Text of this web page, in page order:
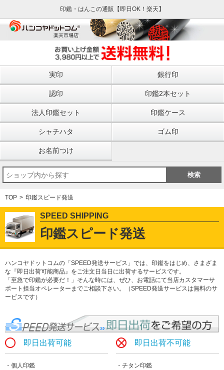
印鑑・はんこの通販【即日OK！楽天】
実印 銀行印
認印 印鑑2本セット
法人印鑑セット 印鑑ケース
シャチハタ ゴム印
お名前つけ
TOP 印鑑スピード発送
SPEED SHIPPING
印鑑スピード発送
ハンコヤドットコムの「SPEED発送サービス」では、印鑑をはじめ、さまざま
な『即日出荷可能商品』をご注文日当日に出荷するサービスです。
「至急で印鑑が必要だ！」そんな時には、ぜひ、お電話にて当店カスタマーサ
ポート担当オペレーターまでご相談下さい。（SPEED発送サービスは無料のサ
ービスです）
即日出荷可能
・個人印鑑
即日出荷不可能
・チタン印鑑